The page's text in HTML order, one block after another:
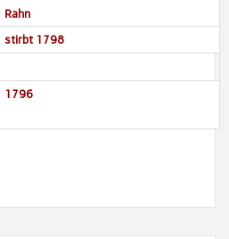
Rahn
stirbt 1798
1796